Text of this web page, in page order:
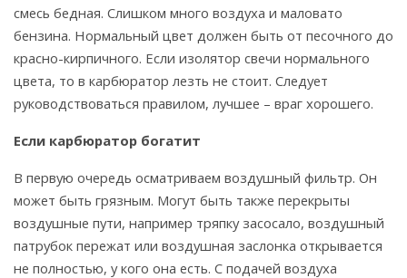
смесь бедная. Слишком много воздуха и маловато
бензина. Нормальный цвет должен быть от песочного до
красно-кирпичного. Если изолятор свечи нормального
цвета, то в карбюратор лезть не стоит. Следует
руководствоваться правилом, лучшее – враг хорошего.
Если карбюратор богатит
В первую очередь осматриваем воздушный фильтр. Он
может быть грязным. Могут быть также перекрыты
воздушные пути, например тряпку засосало, воздушный
патрубок пережат или воздушная заслонка открывается
не полностью, у кого она есть. С подачей воздуха